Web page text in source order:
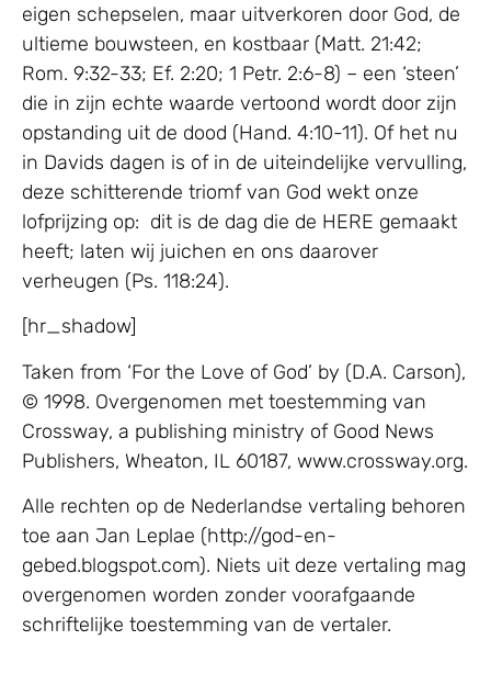
eigen schepselen, maar uitverkoren door God, de
ultieme bouwsteen, en kostbaar (Matt. 21:42;
Rom. 9:32-33; Ef. 2:20; 1 Petr. 2:6-8) – een ‘steen’
die in zijn echte waarde vertoond wordt door zijn
opstanding uit de dood (Hand. 4:10-11). Of het nu
in Davids dagen is of in de uiteindelijke vervulling,
deze schitterende triomf van God wekt onze
lofprijzing op: dit is de dag die de HERE gemaakt
heeft; laten wij juichen en ons daarover
verheugen (Ps. 118:24).
[hr_shadow]
Taken from ‘For the Love of God’ by (D.A. Carson),
© 1998. Overgenomen met toestemming van
Crossway, a publishing ministry of Good News
Publishers, Wheaton, IL 60187, www.crossway.org.
Alle rechten op de Nederlandse vertaling behoren
toe aan Jan Leplae (http://god-en-
gebed.blogspot.com). Niets uit deze vertaling mag
overgenomen worden zonder voorafgaande
schriftelijke toestemming van de vertaler.